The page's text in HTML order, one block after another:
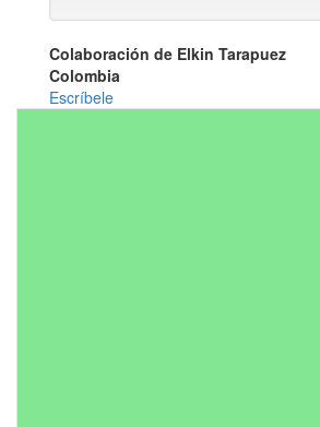
Colaboración de Elkin Tarapuez
Colombia
Escríbele